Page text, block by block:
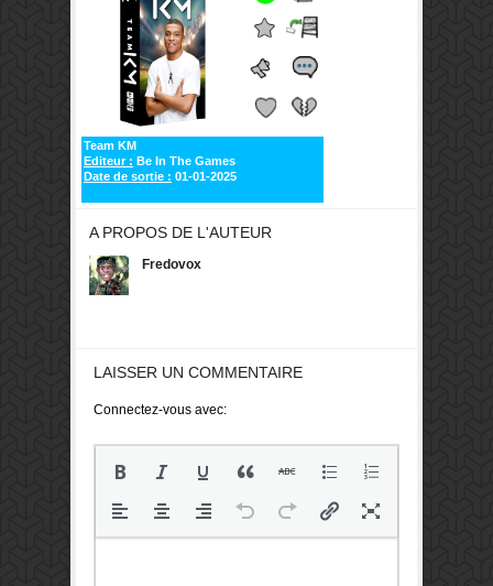
Team KM
Editeur : Be In The Games
Date de sortie : 01-01-2025
A PROPOS DE L'AUTEUR
Fredovox
LAISSER UN COMMENTAIRE
Connectez-vous avec: